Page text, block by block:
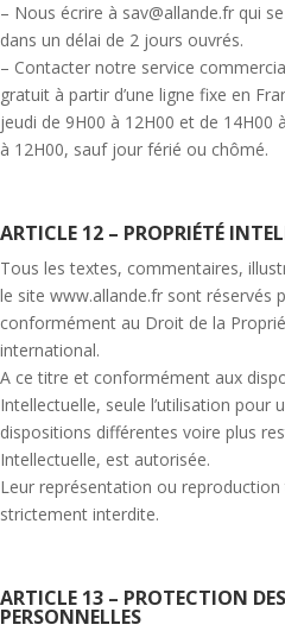
– Nous écrire à sav@allande.fr qui
dans un délai de 2 jours ouvrés.
– Contacter notre service
gratuit à partir d’une ligne fixe en
jeudi de 9H00 à 12H00 et de 14H00
à 12H00, sauf jour férié ou chômé.
ARTICLE 12 – PROPRIÉTÉ
Tous les textes, commentaires,
le site www.allande.fr sont réservés
conformément au Droit de la
international.
A ce titre et conformément aux
Intellectuelle, seule l’utilisation pour
dispositions différentes voire plus
Intellectuelle, est autorisée.
Leur représentation ou
strictement interdite.
ARTICLE 13 – PROTECTION
PERSONNELLES